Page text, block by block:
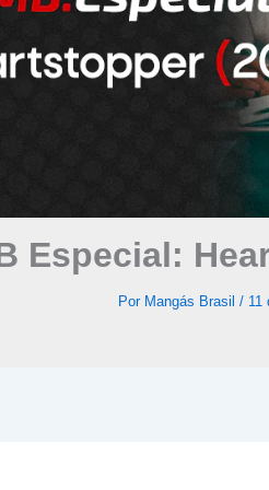
Especial:
Por Mangás Brasil / 11